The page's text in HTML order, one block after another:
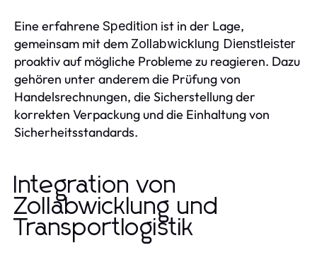
Eine erfahrene Spedition ist in der Lage,
gemeinsam mit dem Zollabwicklung Dienstleister
proaktiv auf mögliche Probleme zu reagieren. Dazu
gehören unter anderem die Prüfung von
Handelsrechnungen, die Sicherstellung der
korrekten Verpackung und die Einhaltung von
Sicherheitsstandards.
Integration von
Zollabwicklung und
Transportlogistik